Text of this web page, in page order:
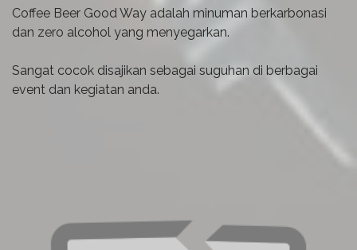
Coffee Beer Good Way adalah minuman berkarbonasi
dan zero alcohol yang menyegarkan.
Sangat cocok disajikan sebagai suguhan di berbagai
event dan kegiatan anda.